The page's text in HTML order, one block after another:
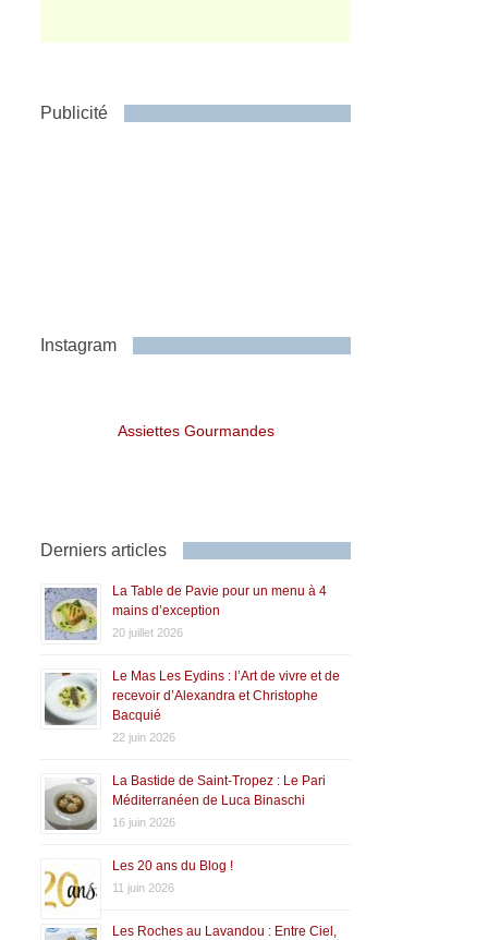
Publicité
Instagram
Assiettes Gourmandes
Derniers articles
La Table de Pavie pour un menu à 4
mains d’exception
20 juillet 2026
Le Mas Les Eydins : l’Art de vivre et de
recevoir d’Alexandra et Christophe
Bacquié
22 juin 2026
La Bastide de Saint-Tropez : Le Pari
Méditerranéen de Luca Binaschi
16 juin 2026
Les 20 ans du Blog !
11 juin 2026
Les Roches au Lavandou : Entre Ciel,